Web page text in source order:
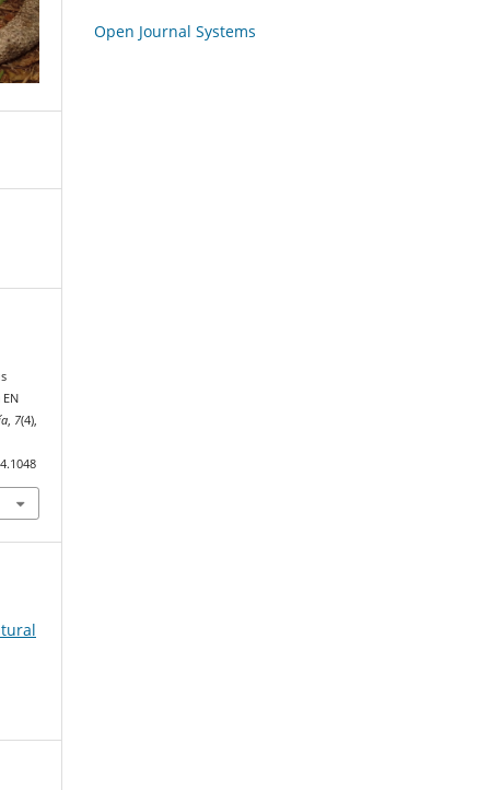
EN
, 7(4),
Open Journal Systems